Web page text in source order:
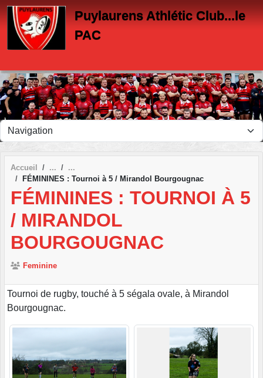
Puylaurens Athlétic Club...le
PAC
Accueil
FÉMININES : Tournoi à 5 / Mirandol Bourgougnac
FÉMININES : TOURNOI À 5
/ MIRANDOL
BOURGOUGNAC
Feminine
Tournoi de rugby, touché à 5 ségala ovale, à Mirandol
Bourgougnac.
Panneau de gestion des cookies